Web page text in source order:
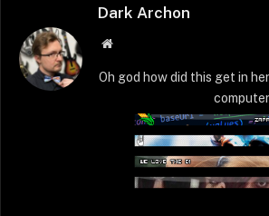
Dark Archon
Strona
Oh god how did this get in